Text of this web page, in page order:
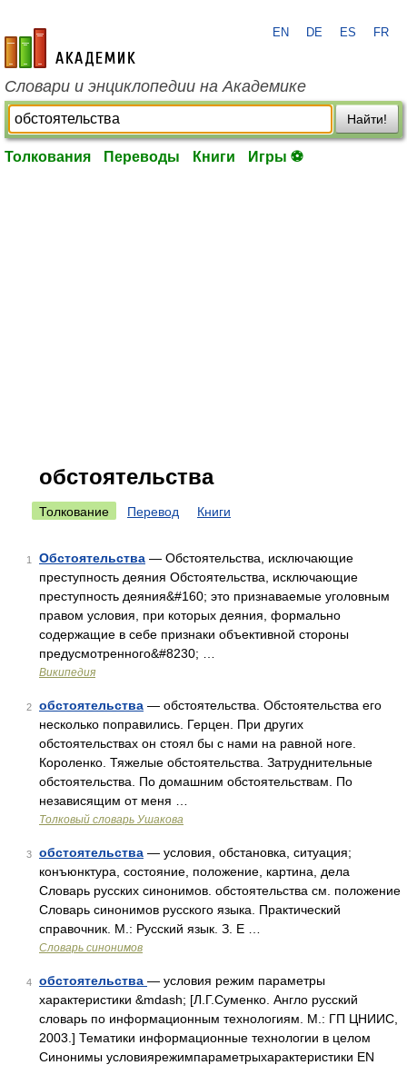
academic.ru
EN DE ES FR
Словари и энциклопедии на Академике
Найти!
Толкования Переводы Книги Игры ⚽
обстоятельства
Толкование Перевод Книги
1 Обстоятельства — Обстоятельства, исключающие
преступность деяния Обстоятельства, исключающие
преступность деяния&#160; это признаваемые уголовным
правом условия, при которых деяния, формально
содержащие в себе признаки объективной стороны
предусмотренного&#8230; …
Википедия
2 обстоятельства — обстоятельства. Обстоятельства его
несколько поправились. Герцен. При других
обстоятельствах он стоял бы с нами на равной ноге.
Короленко. Тяжелые обстоятельства. Затруднительные
обстоятельства. По домашним обстоятельствам. По
независящим от меня …
Толковый словарь Ушакова
3 обстоятельства — условия, обстановка, ситуация;
конъюнктура, состояние, положение, картина, дела
Словарь русских синонимов. обстоятельства см. положение
Словарь синонимов русского языка. Практический
справочник. М.: Русский язык. З. Е …
Словарь синонимов
4 обстоятельства — условия режим параметры
характеристики &mdash; [Л.Г.Суменко. Англо русский
словарь по информационным технологиям. М.: ГП ЦНИИС,
2003.] Тематики информационные технологии в целом
Синонимы условиярежимпараметрыхарактеристики EN